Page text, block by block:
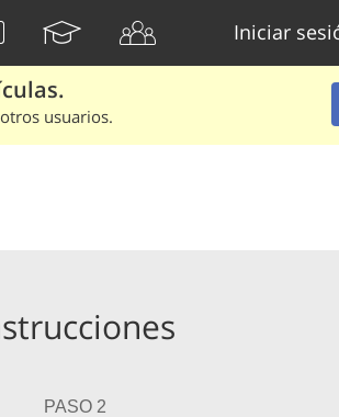
Iniciar
usuarios.
PASO 2